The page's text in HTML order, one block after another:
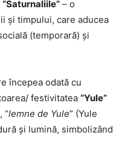
“Saturnaliile” – o
și timpului, care aducea
(temporară) și
începea odată cu
festivitatea “Yule”
“lemne de Yule” (Yule
și lumină, simbolizând